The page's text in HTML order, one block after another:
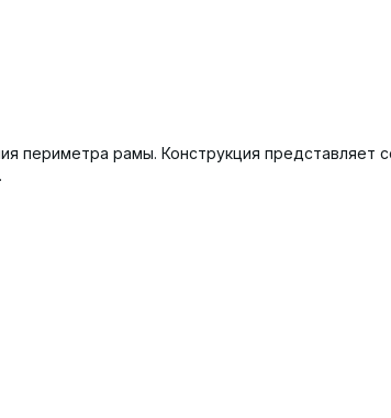
периметра рамы. Конструкция представляет